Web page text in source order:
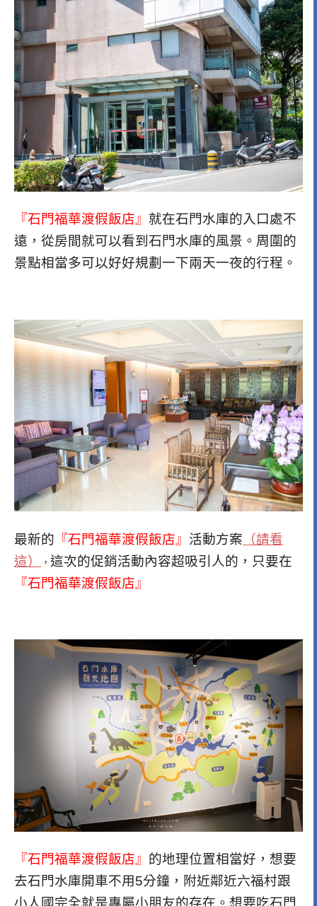
『石門福華渡假飯店』 就在石門水庫的入口處不
遠，從房間就可以看到石門水庫的風景。周圍的
景點相當多可以好好規劃一下兩天一夜的行程。
最新的 『石門福華渡假飯店』 活動方案 （請看
這）
， 這次的促銷活動內容超吸引人的，只要在
『石門福華渡假飯店』
『石門福華渡假飯店』 的地理位置相當好，想要
去石門水庫開車不用5分鐘，附近鄰近六福村跟